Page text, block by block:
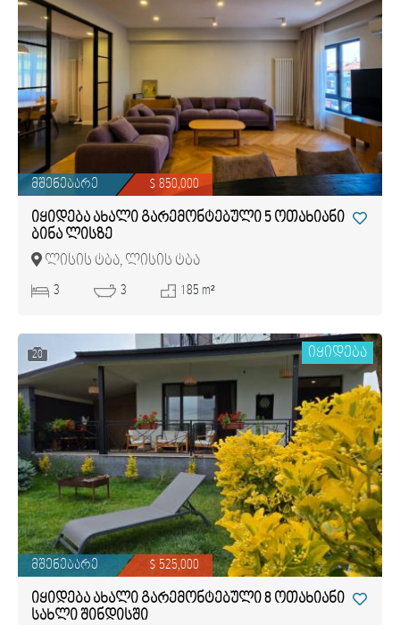
მშენებარე $ 850,000
იყიდება ახალი გარემონტებული 5 ოთახიანი
ბინა ლისზე
ლისის ტბა, ლისის ტბა
3 3 185 m²
20 იყიდება
მშენებარე $ 525,000
იყიდება ახალი გარემონტებული 8 ოთახიანი
სახლი შინდისში